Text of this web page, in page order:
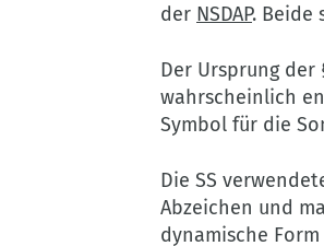
der NSDAP. Beide
Der Ursprung der
wahrscheinlich
Symbol für die
Die SS
Abzeichen und
dynamische